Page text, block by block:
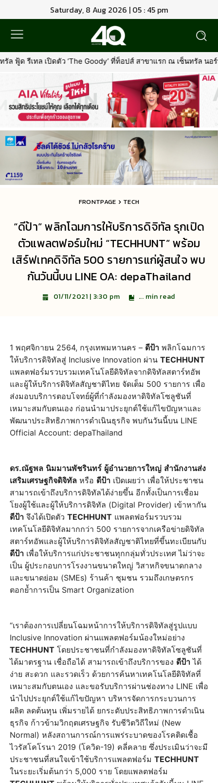
Saturday, 8 Aug 2026 | 05 : 45 pm
Goody’ ที่ท็อปส์ สาขาแรก ณ เซ็นทรัล นอร์ทวิลล์พร้อมรุกตลาด
FRONTPAGE TECH
“ดีป้า” พลิกโฉมการให้บริการดิจิทัล รุกเปิด
ตัวแพลตฟอร์มใหม่ “TECHHUNT” พร้อม
เสิร์ฟเทคดิจิทัล 500 รายการแก่ผู้สนใจ พบ
กันวันนี้บน LINE OA: depaThailand
01/11/2021 | 3:30 pm ... min read
1 พฤศจิกายน 2564, กรุงเทพมหานคร – ดีป้า พลิกโฉมการ
ให้บริการดิจิทัลสู่ Inclusive Innovation ผ่าน TECHHUNT
แพลตฟอร์มรวบรวมเทคโนโลยีดิจิทัลจากดิจิทัลสตาร์ทอัพ
และผู้ให้บริการดิจิทัลสัญชาติไทย จัดเต็ม 500 รายการ เพื่อ
ส่งมอบบริการตอบโจทย์ผู้ที่กำลังมองหาดิจิทัลโซลูชันที่
เหมาะสมกับตนเอง ก่อนนำมาประยุกต์ใช้แก้ไขปัญหาและ
พัฒนาประสิทธิภาพการดำเนินธุรกิจ พบกันวันนี้บน LINE
Official Account: depaThailand
ดร.ณัฐพล นิมมานพัชรินทร์ ผู้อำนวยการใหญ่ สำนักงานส่ง
เสริมเศรษฐกิจดิจิทัล หรือ ดีป้า เปิดเผยว่า เพื่อให้ประชาชน
สามารถเข้าถึงบริการดิจิทัลได้ง่ายขึ้น อีกทั้งเป็นการเชื่อม
โยงผู้ใช้และผู้ให้บริการดิจิทัล (Digital Provider) เข้าหากัน
ดีป้า จึงได้เปิดตัว TECHHUNT แพลตฟอร์มรวบรวม
เทคโนโลยีดิจิทัลมากกว่า 500 รายการจากเครือข่ายดิจิทัล
สตาร์ทอัพและผู้ให้บริการดิจิทัลสัญชาติไทยที่ขึ้นทะเบียนกับ
ดีป้า เพื่อให้บริการแก่ประชาชนทุกกลุ่มทั่วประเทศ ไม่ว่าจะ
เป็น ผู้ประกอบการโรงงานขนาดใหญ่ วิสาหกิจขนาดกลาง
และขนาดย่อม (SMEs) ร้านค้า ชุมชน รวมถึงเกษตรกร
ตอกย้ำการเป็น Smart Organization
“เราต้องการเปลี่ยนโฉมหน้าการให้บริการดิจิทัลสู่รูปแบบ
Inclusive Innovation ผ่านแพลตฟอร์มน้องใหม่อย่าง
TECHHUNT โดยประชาชนที่กำลังมองหาดิจิทัลโซลูชันที่
ได้มาตรฐาน เชื่อถือได้ สามารถเข้าถึงบริการของ ดีป้า ได้
ง่าย สะดวก และรวดเร็ว ด้วยการค้นหาเทคโนโลยีดิจิทัลที่
เหมาะสมกับตนเอง และขอรับบริการผ่านช่องทาง LINE เพื่อ
นำไปประยุกต์ใช้แก้ไขปัญหา บริหารจัดการกระบวนการ
ผลิต ลดต้นทุน เพิ่มรายได้ ยกระดับประสิทธิภาพการดำเนิน
ธุรกิจ ก้าวข้ามวิกฤตเศรษฐกิจ รับชีวิตวิถีใหม่ (New
Normal) หลังสถานการณ์การแพร่ระบาดของโรคติดเชื้อ
ไวรัสโคโรนา 2019 (โควิด-19) คลี่คลาย ซึ่งประเมินว่าจะมี
ประชาชนที่สนใจเข้าใช้บริการแพลตฟอร์ม TECHHUNT
ในระยะเริ่มต้นกว่า 5,000 ราย โดยแพลตฟอร์ม